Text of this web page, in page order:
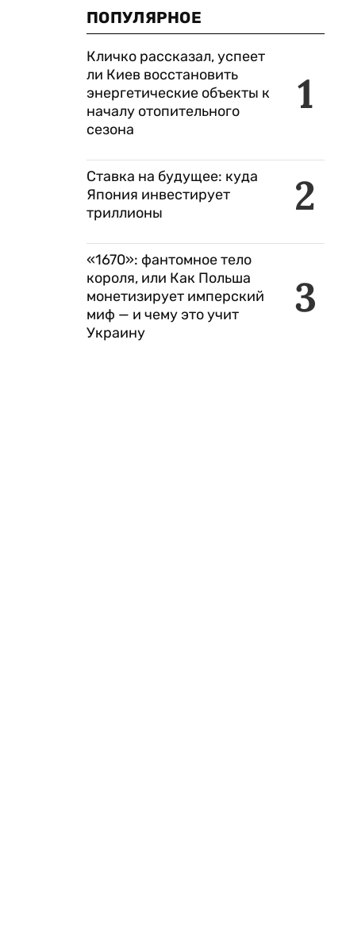
ПОПУЛЯРНОЕ
1
Кличко рассказал, успеет
ли Киев восстановить
энергетические объекты к
началу отопительного
сезона
2
Ставка на будущее: куда
Япония инвестирует
триллионы
3
«1670»: фантомное тело
короля, или Как Польша
монетизирует имперский
миф — и чему это учит
Украину